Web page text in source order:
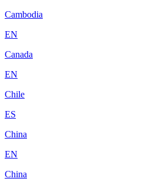
Cambodia
EN
Canada
EN
Chile
ES
China
EN
China